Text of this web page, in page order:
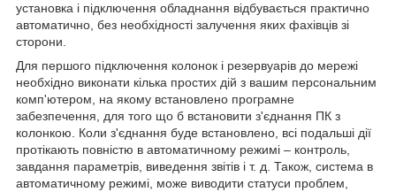
установка і підключення обладнання відбувається практично
автоматично, без необхідності залучення яких фахівців зі
сторони.
Для першого підключення колонок і резервуарів до мережі
необхідно виконати кілька простих дій з вашим персональним
комп'ютером, на якому встановлено програмне
забезпечення, для того що б встановити з'єднання ПК з
колонкою. Коли з'єднання буде встановлено, всі подальші дії
протікають повністю в автоматичному режимі – контроль,
завдання параметрів, виведення звітів і т. д. Також, система в
автоматичному режимі, може виводити статуси проблем,